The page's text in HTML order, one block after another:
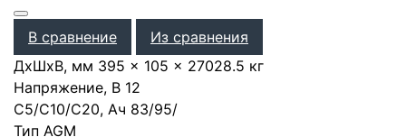
В сравнение
Из сравнения
ДхШхВ, мм 395 × 105 × 27028.5 кг
Напряжение, В 12
С5/С10/С20, Ач 83/95/
Тип AGM